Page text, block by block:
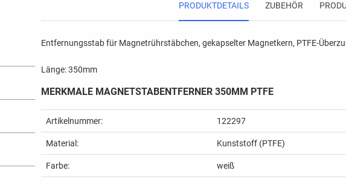
PRODUKTDETAILS ZUBEHÖR
Entfernungsstab für Magnetrührstäbchen, gekapselter Magnetkern, PTFE-
Länge: 350mm
MERKMALE MAGNETSTABENTFERNER 350MM PTFE
Artikelnummer: 122297
Material: Kunststoff (PTFE)
Farbe: weiß